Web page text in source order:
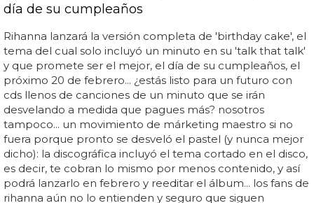
día de su cumpleaños
Rihanna lanzará la versión completa de 'birthday cake', el
tema del cual solo incluyó un minuto en su 'talk that talk'
y que promete ser el mejor, el día de su cumpleaños, el
próximo 20 de febrero... ¿estás listo para un futuro con
cds llenos de canciones de un minuto que se irán
desvelando a medida que pagues más? nosotros
tampoco... un movimiento de márketing maestro si no
fuera porque pronto se desveló el pastel (y nunca mejor
dicho): la discográfica incluyó el tema cortado en el disco,
es decir, te cobran lo mismo por menos contenido, y así
podrá lanzarlo en febrero y reeditar el álbum... los fans de
rihanna aún no lo entienden y seguro que siguen